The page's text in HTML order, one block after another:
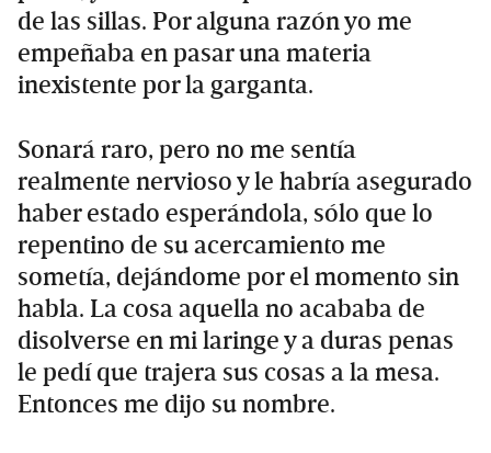
de las sillas. Por alguna razón yo me
empeñaba en pasar una materia
inexistente por la garganta.
Sonará raro, pero no me sentía
realmente nervioso y le habría asegurado
haber estado esperándola, sólo que lo
repentino de su acercamiento me
sometía, dejándome por el momento sin
habla. La cosa aquella no acababa de
disolverse en mi laringe y a duras penas
le pedí que trajera sus cosas a la mesa.
Entonces me dijo su nombre.